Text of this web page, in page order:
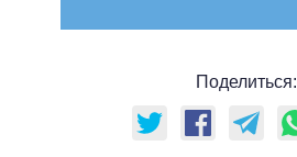
Поделиться: